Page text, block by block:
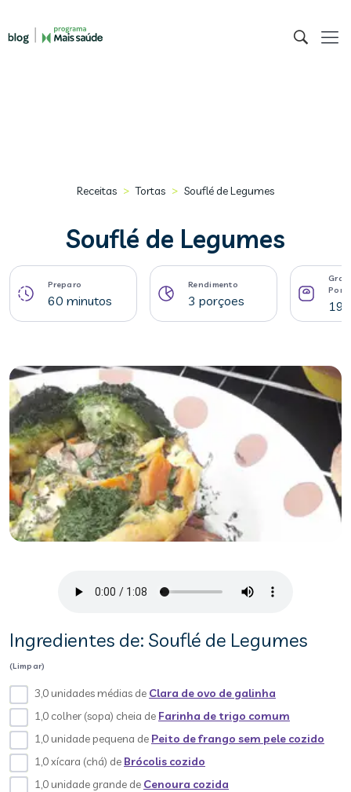
Receitas > Tortas > Souflé de Legumes
Souflé de Legumes
Preparo
60 minutos
Rendimento
3 porçoes
Ingredientes de: Souflé de Legumes
(Limpar)
3,0 unidades médias de Clara de ovo de galinha
1,0 colher (sopa) cheia de Farinha de trigo comum
1,0 unidade pequena de Peito de frango sem pele cozido
1,0 xícara (chá) de Brócolis cozido
1,0 unidade grande de Cenoura cozida